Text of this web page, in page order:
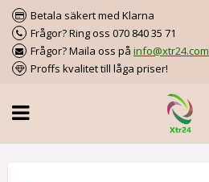
Betala säkert med Klarna
Frågor? Ring oss 070 840 35 71
Frågor? Maila oss på info@xtr24.com
Proffs kvalitet till låga priser!